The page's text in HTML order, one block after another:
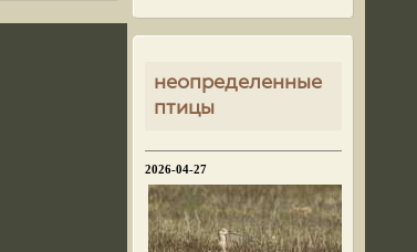
неопределенные
птицы
2026-04-27